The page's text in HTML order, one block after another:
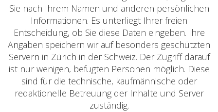
Sie nach Ihrem Namen und anderen persönlichen
Informationen. Es unterliegt Ihrer freien
Entscheidung, ob Sie diese Daten eingeben. Ihre
Angaben speichern wir auf besonders geschützten
Servern in Zürich in der Schweiz. Der Zugriff darauf
ist nur wenigen, befugten Personen möglich. Diese
sind für die technische, kaufmännische oder
redaktionelle Betreuung der Inhalte und Server
zuständig.